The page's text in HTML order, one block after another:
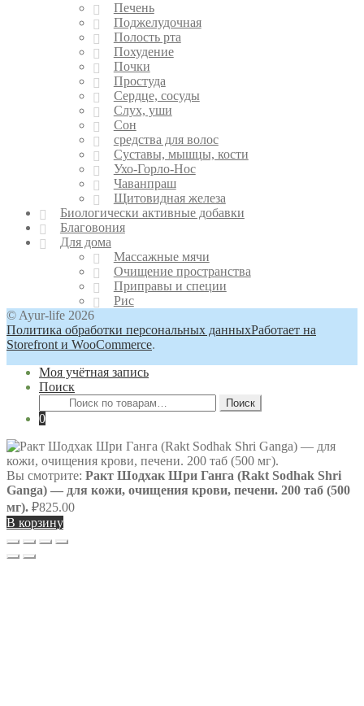
Печень
Поджелудочная
Полость рта
Похудение
Почки
Простуда
Сердце, сосуды
Слух, уши
Сон
средства для волос
Суставы, мышцы, кости
Ухо-Горло-Нос
Чаванпраш
Щитовидная железа
Биологически активные добавки
Благовония
Для дома
Массажные мячи
Очищение пространства
Приправы и специи
Рис
© Ayur-life 2026
Политика обработки персональных данныхРаботает на
Storefront и WooCommerce.
Моя учётная запись
Поиск
Искать:
Поиск
0
Вы смотрите: Ракт Шодхак Шри Ганга (Rakt Sodhak Shri
Ganga) — для кожи, очищения крови, печени. 200 таб (500
мг). ₽825.00
В корзину